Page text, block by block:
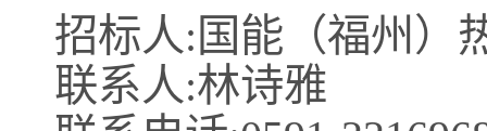
招标人:国能（福州）
联系人:林诗雅